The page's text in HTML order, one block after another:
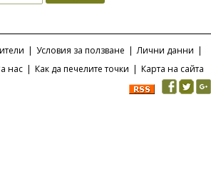
| Условия за ползване | Лични данни |
нас | Как да печелите точки | Карта на сайта